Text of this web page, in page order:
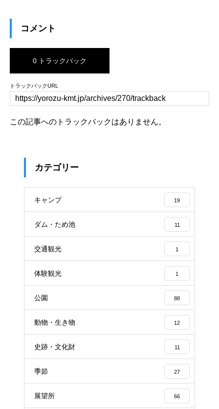
コメント
0 トラックバック
トラックバックURL
この記事へのトラックバックはありません。
カテゴリー
キャンプ 19
ダム・ため池 11
交通観光 1
体験観光 1
公園 88
動物・生き物 12
史跡・文化財 11
季節 27
展望所 66